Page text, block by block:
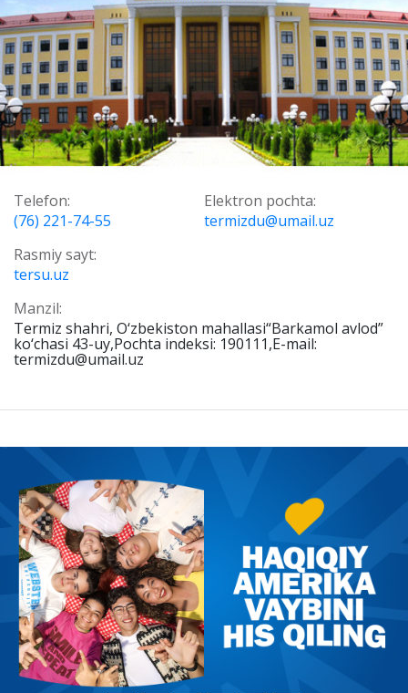
Telefon:
(76) 221-74-55
Elektron pochta:
termizdu@umail.uz
Rasmiy sayt:
tersu.uz
Manzil:
Termiz shahri, O‘zbekiston mahallasi“Barkamol avlod”
ko‘chasi 43-uy,Pochta indeksi: 190111,E-mail:
termizdu@umail.uz